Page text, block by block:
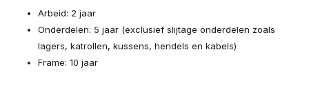
Arbeid: 2 jaar
Onderdelen: 5 jaar (exclusief slijtage onderdelen zoals
lagers, katrollen, kussens, hendels en kabels)
Frame: 10 jaar